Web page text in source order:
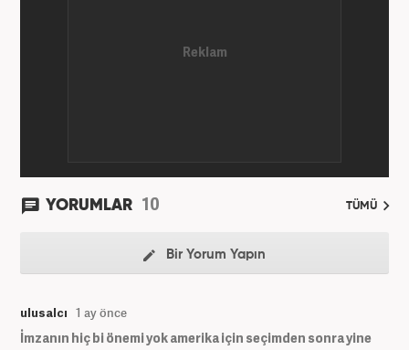
YORUMLAR 10 TÜMÜ
Bir Yorum Yapın
ulusalcı 1 ay önce
İmzanın hiç bi önemi yok amerika için seçimden sonra yine